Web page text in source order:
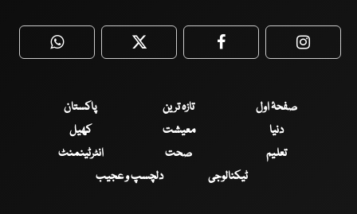
WhatsApp Twitter Facebook
صفحۂ اول تازہ ترین
پاکستان
دنیا
معیشت
کھیل
تعلیم
صحت
انٹرٹینمنٹ
ٹیکنالوجی
دلچسپ و عجیب